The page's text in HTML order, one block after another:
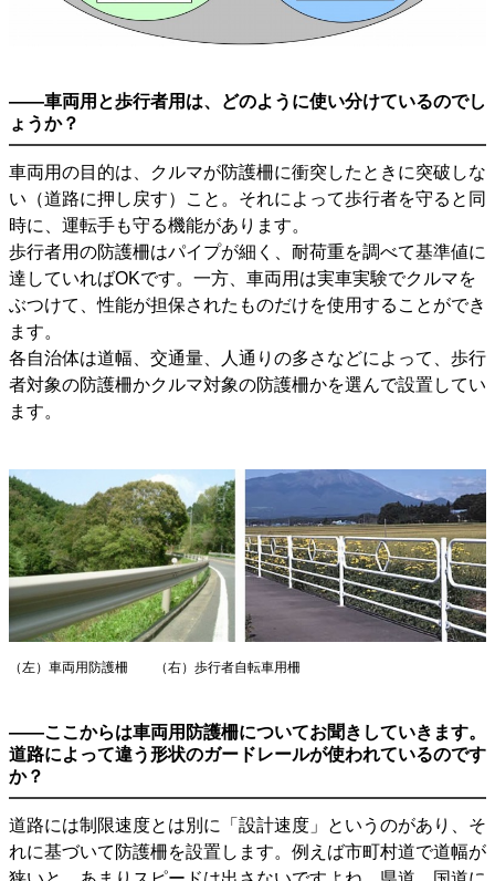
――車両用と歩行者用は、どのように使い分けているのでし
ょうか？
車両用の目的は、クルマが防護柵に衝突したときに突破しな
い（道路に押し戻す）こと。それによって歩行者を守ると同
時に、運転手も守る機能があります。
歩行者用の防護柵はパイプが細く、耐荷重を調べて基準値に
達していればOKです。一方、車両用は実車実験でクルマを
ぶつけて、性能が担保されたものだけを使用することができ
ます。
各自治体は道幅、交通量、人通りの多さなどによって、歩行
者対象の防護柵かクルマ対象の防護柵かを選んで設置してい
ます。
（左）車両用防護柵 （右）歩行者自転車用柵
――ここからは車両用防護柵についてお聞きしていきます。
道路によって違う形状のガードレールが使われているのです
か？
道路には制限速度とは別に「設計速度」というのがあり、そ
れに基づいて防護柵を設置します。例えば市町村道で道幅が